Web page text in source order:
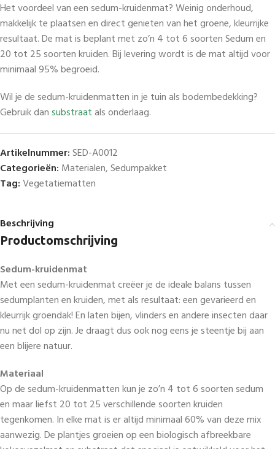
Het voordeel van een sedum-kruidenmat? Weinig onderhoud,
makkelijk te plaatsen en direct genieten van het groene, kleurrijke
resultaat. De mat is beplant met zo’n 4 tot 6 soorten Sedum en
20 tot 25 soorten kruiden. Bij levering wordt is de mat altijd voor
minimaal 95% begroeid.
Wil je de sedum-kruidenmatten in je tuin als bodembedekking?
Gebruik dansubstraatals onderlaag.
Artikelnummer:SED-A0012
Categorieën: Materialen,Sedumpakket
Tag:Vegetatiematten
Beschrijving
Productomschrijving
Sedum-kruidenmat
Met een sedum-kruidenmat creëer je de ideale balans tussen
sedumplanten en kruiden, met als resultaat: een gevarieerd en
kleurrijk groendak! En laten bijen, vlinders en andere insecten daar
nu net dol op zijn. Je draagt dus ook nog eens je steentje bij aan
een blijere natuur.
Materiaal
Op de sedum-kruidenmatten kun je zo’n 4 tot 6 soorten sedum
en maar liefst 20 tot 25 verschillende soorten kruiden
tegenkomen. In elke mat is er altijd minimaal 60% van deze mix
aanwezig. De plantjes groeien op een biologisch afbreekbare